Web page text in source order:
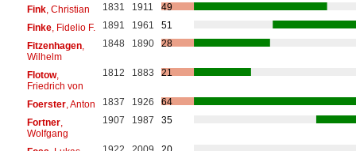
Fink, Christian 1831 1911
49
Finke, Fidelio F. 1891 1961
51
Fitzenhagen,
Wilhelm
1848 1890 28
Flotow,
Friedrich von
1812 1883 21
Foerster, Anton 1837 1926
64
Fortner,
Wolfgang
1907 1987 35